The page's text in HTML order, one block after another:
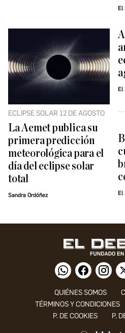
El
ECLIPSE SOLAR 12 DE AGOSTO
La Aemet publica su
primera predicción
meteorológica para el
día del eclipse solar
total
Sandra Ordóñez
El
El
QUIÉNES SOMOS
TÉRMINOS Y CONDICIONES
P. DE COOKIES
P.